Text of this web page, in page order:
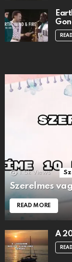
1.5k Views
Szerelmes
READ MORE
A